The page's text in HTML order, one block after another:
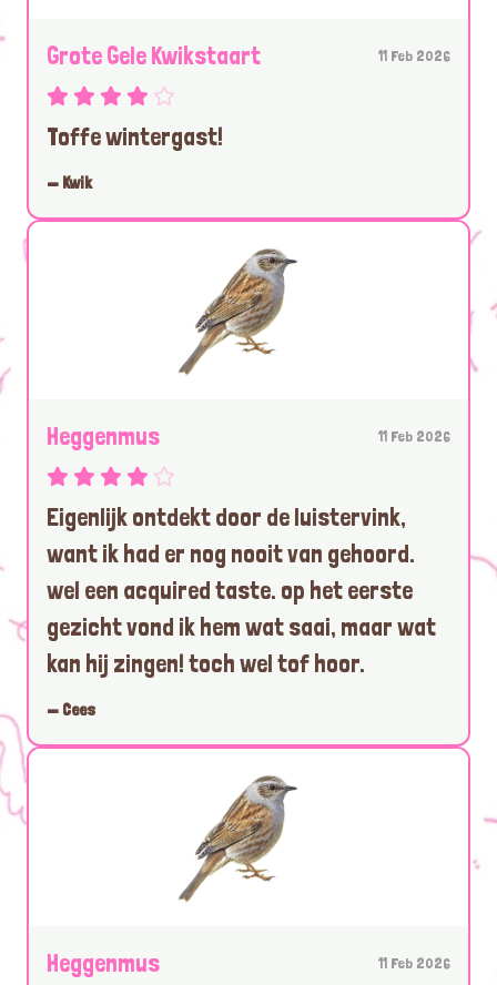
Grote Gele Kwikstaart 11 Feb 2026
Toffe wintergast!
— Kwik
Heggenmus 11 Feb 2026
Eigenlijk ontdekt door de luistervink,
want ik had er nog nooit van gehoord.
wel een acquired taste. op het eerste
gezicht vond ik hem wat saai, maar wat
kan hij zingen! toch wel tof hoor.
— Cees
Heggenmus 11 Feb 2026